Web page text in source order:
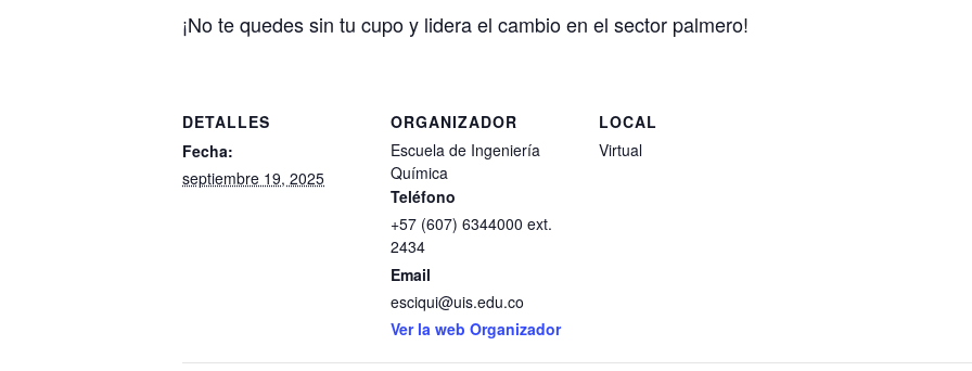
¡No te quedes sin tu cupo y lidera el cambio en el sector palmero!
DETALLES
Fecha:
septiembre 19, 2025
ORGANIZADOR
Escuela de Ingeniería
Química
Teléfono
+57 (607) 6344000 ext.
2434
Email
esciqui@uis.edu.co
Ver la web Organizador
LOCAL
Virtual